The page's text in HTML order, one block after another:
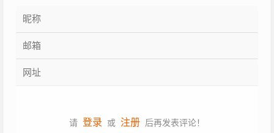
请 登录 或 注册 后再发表评论！